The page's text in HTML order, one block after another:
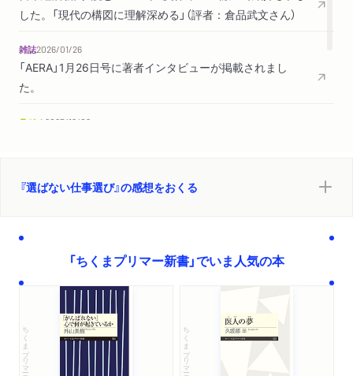
選ばない幸せ、選ばない贅沢
した。「現代の構図に理解深める」（評者：倉品武文さん）
雑誌2026/01/26
「AERA」1月26日号に著者インタビューが掲載されまし
た。
ラジオ 2025/12/09
雑誌
「週刊新潮」10/30号「Bookwormの読書万巻」で紹介されまし
『選ばない仕事選び』の感想をおくる
「ちくまプリマー新書」でいま人気の本
ちくまプリマー新書 ちくまプリマー新書